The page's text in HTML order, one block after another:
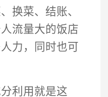
换菜、结账、
流量大的饭店
力，同时也可
利用就是这